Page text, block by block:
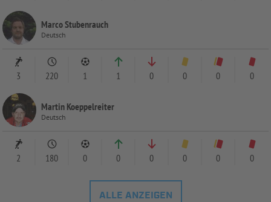
Marco Stubenrauch
Deutsch
3 220 1 1 0 0 0 0
Martin Koeppelreiter
Deutsch
2 180 0 0 0 0 0 0
ALLE ANZEIGEN